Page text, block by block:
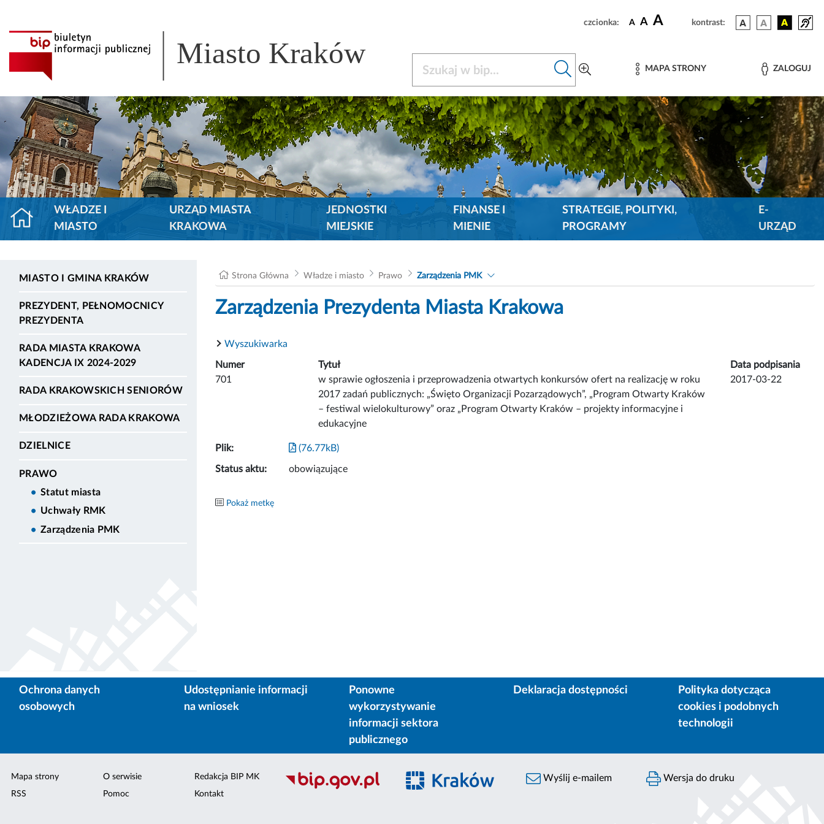
czcionka: A A A kontrast:
Miasto Kraków MAPA STRONY ZALOGUJ
WŁADZE I
MIASTO
URZĄD MIASTA
KRAKOWA
JEDNOSTKI
MIEJSKIE
FINANSE I
MIENIE
STRATEGIE, POLITYKI,
PROGRAMY
E-
URZĄD
MIASTO I GMINA KRAKÓW
PREZYDENT, PEŁNOMOCNICY
PREZYDENTA
RADA MIASTA KRAKOWA
KADENCJA IX 2024-2029
RADA KRAKOWSKICH SENIORÓW
MŁODZIEŻOWA RADA KRAKOWA
DZIELNICE
PRAWO
Statut miasta
Uchwały RMK
Zarządzenia PMK
Strona Główna Władze i miasto Prawo Zarządzenia PMK
Zarządzenia Prezydenta Miasta Krakowa
Wyszukiwarka
Numer Tytuł
Data podpisania
701
w sprawie ogłoszenia i przeprowadzenia otwartych konkursów ofert na realizację w roku
2017 zadań publicznych: „Święto Organizacji Pozarządowych”, „Program Otwarty Kraków
– festiwal wielokulturowy” oraz „Program Otwarty Kraków – projekty informacyjne i
edukacyjne
2017-03-22
Plik: (76.77kB)
Status aktu: obowiązujące
Pokaż metkę
Ochrona danych
osobowych
Udostępnianie informacji
na wniosek
Ponowne
wykorzystywanie
informacji sektora
publicznego
Deklaracja dostępności
Polityka dotycząca
cookies i podobnych
technologii
Mapa strony
RSS
O serwisie
Pomoc
Redakcja BIP MK
Kontakt
Wyślij e-mailem Wersja do druku